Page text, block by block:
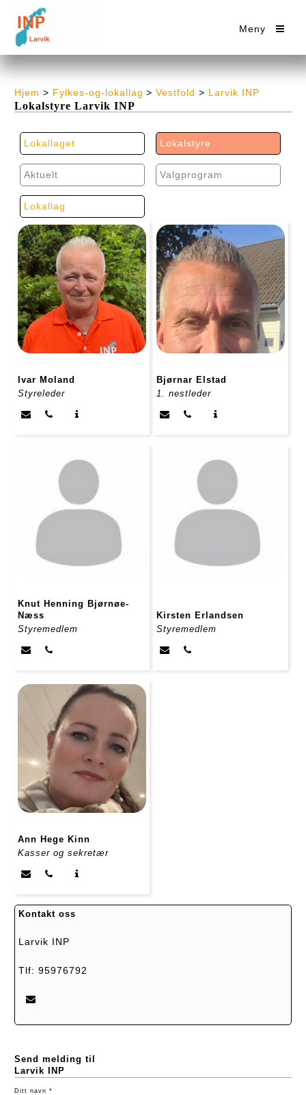
Meny
Hjem > Fylkes-og-lokallag >Vestfold > Larvik INP
Lokalstyre Larvik INP
Lokallaget Lokalstyre
Aktuelt Valgprogram
Lokallag
Ivar Moland
Styreleder
Bjørnar Elstad
1. nestleder
Knut Henning Bjørnøe-
Næss
Styremedlem
Kirsten Erlandsen
Styremedlem
Ann Hege Kinn
Kasser og sekretær
Kontakt oss
Larvik INP
Tlf: 95976792
Send melding til
Larvik INP
Ditt navn *